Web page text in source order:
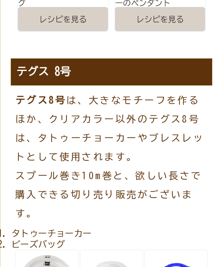
グ
レシピを見る
ーのペンダント
レシピを見る
テグス 8号
テグス8号 は、大きなモチーフを作る
ほか、クリアカラー以外のテグス8号
は、タトゥーチョーカーやブレスレッ
トとして使用されます。
スプール巻き10m巻と、欲しい長さで
購入できる切り売り販売がございま
す。
タトゥーチョーカー
ビーズバッグ